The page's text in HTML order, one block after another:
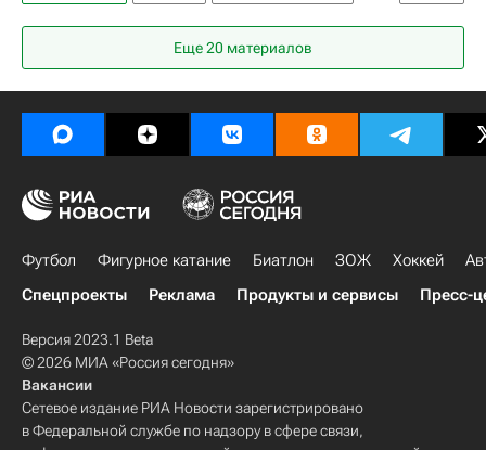
Australian Open
Тейлор Фриц
Еще 20 материалов
Футбол Фигурное катание Биатлон ЗОЖ Хоккей
Спецпроекты
Реклама Продукты и сервисы Пресс-
Версия 2023.1 Beta
© 2026 МИА «Россия сегодня»
Вакансии
Сетевое издание РИА Новости зарегистрировано
в Федеральной службе по надзору в сфере связи,